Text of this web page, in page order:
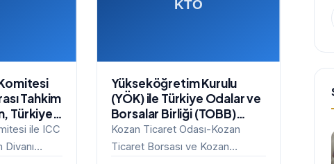
Tahkim
Türkiye
iş
19.
ile ICC
Divanı
Yükseköğretim Kurulu
(YÖK) ile Türkiye Odalar ve
Borsalar Birliği (TOBB)
arasında imzalanan
anlaşma sağlandı
Kozan Ticaret Odası-Kozan
Ticaret Borsası ve Kozan